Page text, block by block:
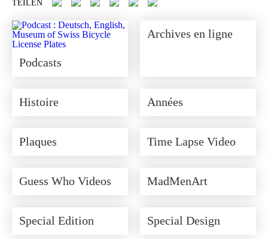
Podcasts
Archives en ligne
Histoire Années
Plaques Time Lapse Video
Guess Who Videos MadMenArt
Special Edition Special Design